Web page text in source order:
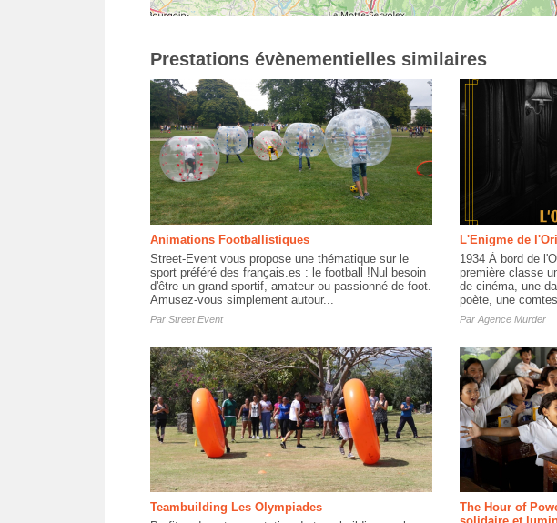
Prestations évènementielles similaires
Animations Footballistiques
Street-Event vous propose une thématique sur le
sport préféré des français.es : le football !Nul besoin
d'être un grand sportif, amateur ou passionné de foot.
Amusez-vous simplement autour...
Par Street Event
L'Enigme de
1934 À bord de
première classe
de cinéma, une
poète, une
Par Agence Murder
Teambuilding Les Olympiades
The Hour of